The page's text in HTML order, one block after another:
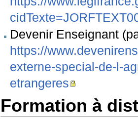
Devenir Enseignant
https://
externe-special-de-l-
etrangeres
Formation à